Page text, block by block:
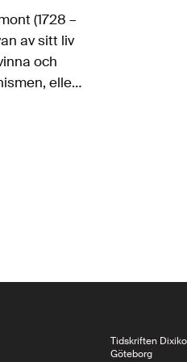
(1728 –
av sitt liv
och
eller
Tidskriften
Göteborg